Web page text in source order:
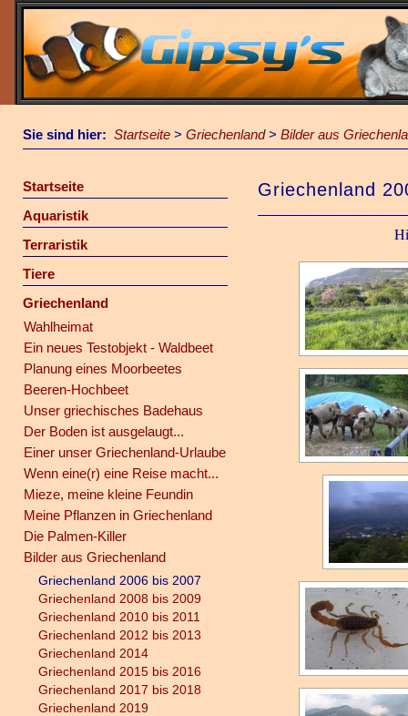
Sie sind hier: Startseite > Griechenland> Bilder aus
Startseite
Aquaristik
Terraristik
Tiere
Griechenland
Wahlheimat
Ein neues Testobjekt - Waldbeet
Planung eines Moorbeetes
Beeren-Hochbeet
Unser griechisches Badehaus
Der Boden ist ausgelaugt...
Einer unser Griechenland-Urlaube
Wenn eine(r) eine Reise macht...
Mieze, meine kleine Feundin
Meine Pflanzen in Griechenland
Die Palmen-Killer
Bilder aus Griechenland
Griechenland 2006 bis 2007
Griechenland 2008 bis 2009
Griechenland 2010 bis 2011
Griechenland 2012 bis 2013
Griechenland 2014
Griechenland 2015 bis 2016
Griechenland 2017 bis 2018
Griechenland 2019
Griechenland